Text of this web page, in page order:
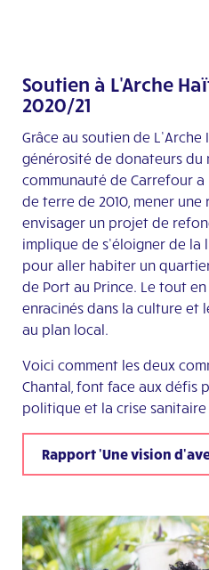
Soutien à L'Arche
2020/21
Grâce au soutien de
générosité de donateurs du
communauté de Carrefour
de terre de 2010, mener
envisager un projet de
implique de s’éloigner de la
pour aller habiter un
de Port au Prince. Le tout
enracinés dans la culture et
au plan local.
Voici comment les deux
Chantal, font face aux défis
politique et la crise sanitaire
Rapport 'Une vision